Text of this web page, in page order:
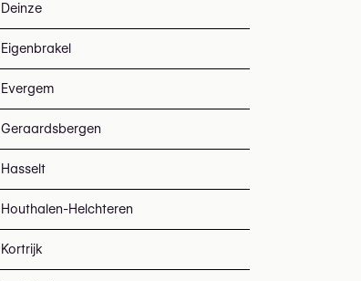
Deinze
Eigenbrakel
Evergem
Geraardsbergen
Hasselt
Houthalen-Helchteren
Kortrijk